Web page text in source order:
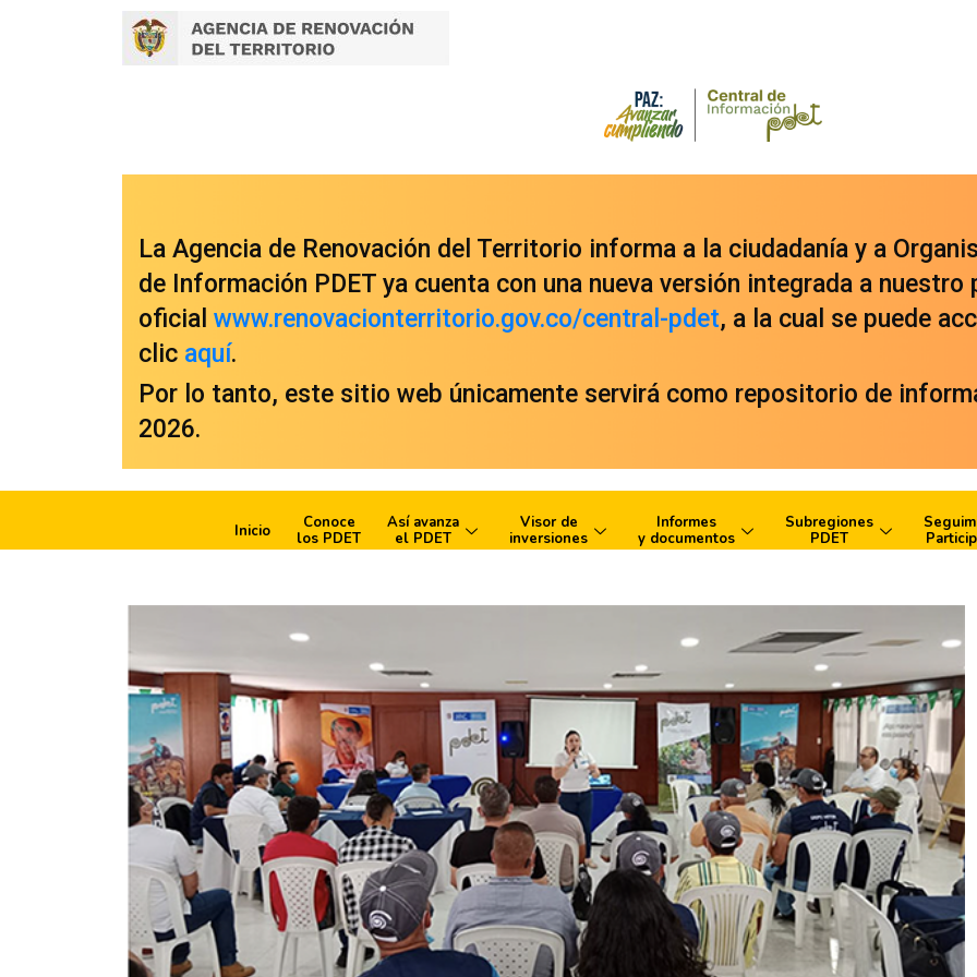
La Agencia de Renovación del Territorio informa a la ciudadanía y a
de Información PDET ya cuenta con una nueva versión integrada a nuestro
oficial www.renovacionterritorio.gov.co/central-pdet, a la cual se puede
clic aquí.
Por lo tanto, este sitio web únicamente servirá como repositorio de
2026.
Inicio
Conoce
los PDET
Así avanza
el PDET
Visor de
inversiones
Informes
y documentos
Subregiones
PDET